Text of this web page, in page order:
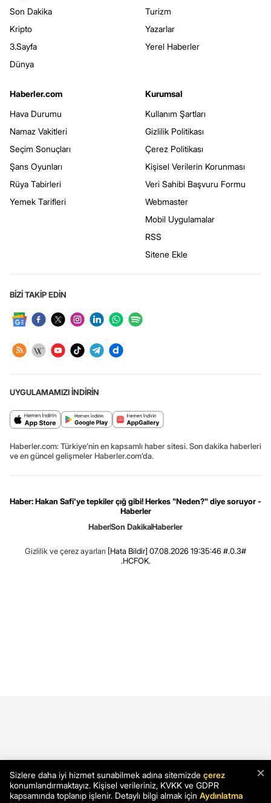
Son Dakika
Kripto
3.Sayfa
Dünya
Turizm
Yazarlar
Yerel Haberler
Haberler.com
Hava Durumu
Namaz Vakitleri
Seçim Sonuçları
Şans Oyunları
Rüya Tabirleri
Yemek Tarifleri
Kurumsal
Kullanım Şartları
Gizlilik Politikası
Çerez Politikası
Kişisel Verilerin Korunması
Veri Sahibi Başvuru Formu
Webmaster
Mobil Uygulamalar
RSS
Sitene Ekle
BİZİ TAKİP EDİN
UYGULAMAMIZI İNDİRİN
Haberler.com: Türkiye’nin en kapsamlı haber sitesi. Son dakika haberleri
ve en güncel gelişmeler Haberler.com’da.
Haber: Hakan Safi'ye tepkiler çığ gibi! Herkes "Neden?" diye soruyor -
Haberler
HaberSon DakikaHaberler
Gizlilik ve çerez ayarları [Hata Bildir] 07.08.2026 19:35:46 #.0.3#
.HCFOK.
×
Sizlere daha iyi hizmet sunabilmek adına sitemizde çerez
konumlandırmaktayız. Kişisel verileriniz, KVKK ve GDPR
kapsamında toplanıp işlenir. Detaylı bilgi almak için Aydınlatma